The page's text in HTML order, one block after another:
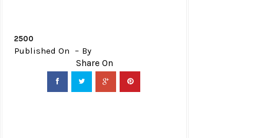
2500
Published On By